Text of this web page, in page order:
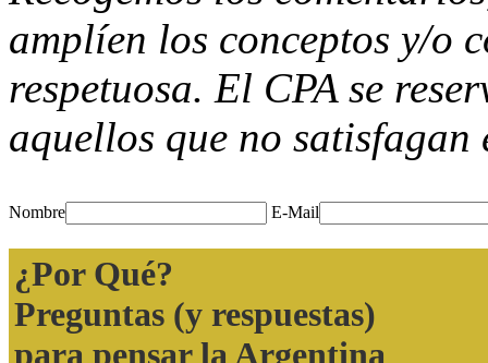
amplíen los conceptos y/o
respetuosa. El CPA se
aquellos que no satisfagan
Nombre E-Mail
¿Por Qué?
Preguntas (y respuestas)
para pensar la Argentina